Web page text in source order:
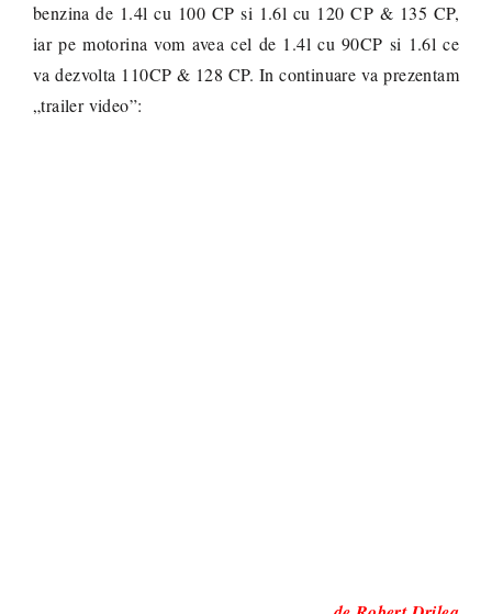
benzina de 1.4l cu 100 CP si 1.6l cu 120 CP & 135 CP,
iar pe motorina vom avea cel de 1.4l cu 90CP si 1.6l ce
va dezvolta 110CP & 128 CP. In continuare va prezentam
„trailer video”: